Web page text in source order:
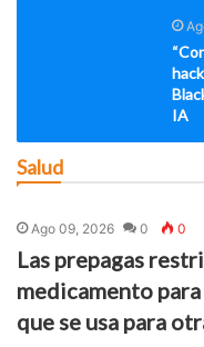
IA
Salud
Ago 09, 2026 0 0
Las prepagas
medicamento
que se usa para